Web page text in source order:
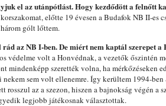
el az utánpótlást. Hogy kezdődött a felnőtt
előtte 19 évesen a Budafok NB II-es
gólt lőttem.
az NB I-ben. De miért nem kaptál szerepet a
védelme volt a Honvédnak, a vezetők őszintén
mindenképp szerették volna, ha mérkőzéseken
sem volt ellenemre. Így kerültem 1994-
rosszul az a szezon, hiszen a bajnokság végén a
legjobb játékosnak választottak.